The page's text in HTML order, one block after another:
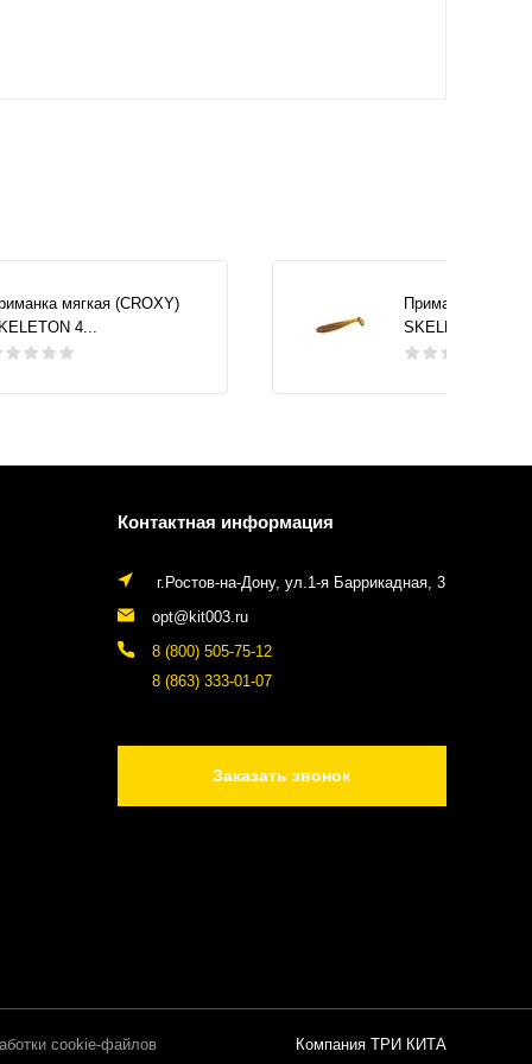
мягкая (CROXY)
4...
Приманка мягкая
SKELETON 4...
Контактная информация
г.Ростов-на-Дону, ул.1-я Баррикадная, 3
opt@kit003.ru
8 (800) 505-75-12
8 (863) 333-01-07
Заказать звонок
cookie-файлов Компания ТРИ КИТА